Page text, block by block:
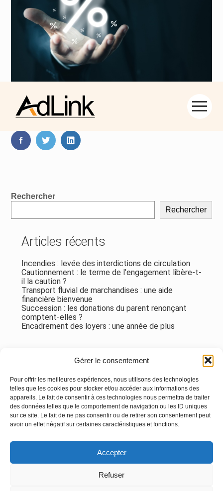
Gérer le consentement
Pour offrir les meilleures expériences, nous utilisons des technologies
telles que les cookies pour stocker et/ou accéder aux informations des
appareils. Le fait de consentir à ces technologies nous permettra de traiter
des données telles que le comportement de navigation ou les ID uniques
sur ce site. Le fait de ne pas consentir ou de retirer son consentement peut
avoir un effet négatif sur certaines caractéristiques et fonctions.
Accepter
Refuser
Aller
au
Partager :
FaceBookTwitterLinkedIn
Blog
Rechercher
Rechercher
Articles récents
Incendies : levée des interdictions de circulation
Cautionnement : le terme de l’engagement libère-t-
il la caution ?
Transport fluvial de marchandises : une aide
financière bienvenue
Succession : les donations du parent renonçant
comptent-elles ?
Encadrement des loyers : une année de plus
Aucun commentaire à afficher.
Principale
Linkedin Instagram